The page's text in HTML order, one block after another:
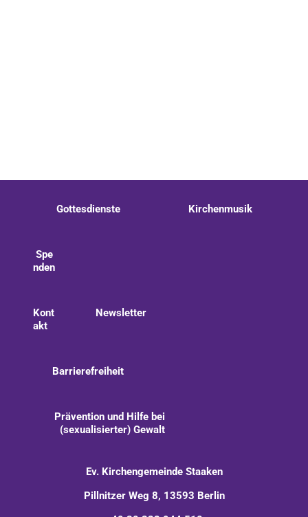
Gottesdienste Kirchenmusik
Spe
nden
Kont
akt
Newsletter
Barrierefreiheit
Prävention und Hilfe bei
(sexualisierter) Gewalt
Ev. Kirchengemeinde Staaken
Pillnitzer Weg 8, 13593 Berlin